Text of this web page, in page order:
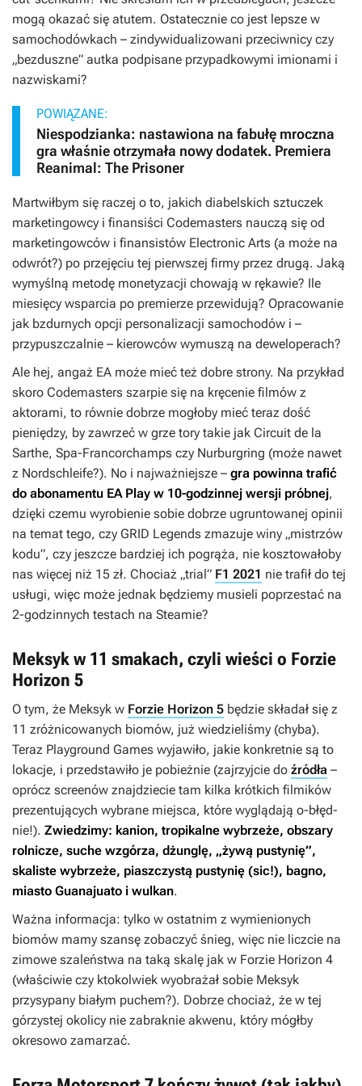
mogą okazać się atutem. Ostatecznie co jest lepsze w
samochodówkach – zindywidualizowani przeciwnicy czy
„bezduszne” autka podpisane przypadkowymi imionami i
nazwiskami?
POWIĄZANE:
Niespodzianka: nastawiona na fabułę mroczna
gra właśnie otrzymała nowy dodatek. Premiera
Reanimal: The Prisoner
Martwiłbym się raczej o to, jakich diabelskich sztuczek
marketingowcy i finansiści Codemasters nauczą się od
marketingowców i finansistów Electronic Arts (a może na
odwrót?) po przejęciu tej pierwszej firmy przez drugą. Jaką
wymyślną metodę monetyzacji chowają w rękawie? Ile
miesięcy wsparcia po premierze przewidują? Opracowanie
jak bzdurnych opcji personalizacji samochodów i –
przypuszczalnie – kierowców wymuszą na deweloperach?
Ale hej, angaż EA może mieć też dobre strony. Na przykład
skoro Codemasters szarpie się na kręcenie filmów z
aktorami, to równie dobrze mogłoby mieć teraz dość
pieniędzy, by zawrzeć w grze tory takie jak Circuit de la
Sarthe, Spa-Francorchamps czy Nurburgring (może nawet
z Nordschleife?). No i najważniejsze – gra powinna trafić
do abonamentu EA Play w 10-godzinnej wersji próbnej,
dzięki czemu wyrobienie sobie dobrze ugruntowanej opinii
na temat tego, czy GRID Legends zmazuje winy „mistrzów
kodu”, czy jeszcze bardziej ich pogrąża, nie kosztowałoby
nas więcej niż 15 zł. Chociaż „trial” F1 2021 nie trafił do tej
usługi, więc może jednak będziemy musieli poprzestać na
2-godzinnych testach na Steamie?
Meksyk w 11 smakach, czyli wieści o Forzie
Horizon 5
O tym, że Meksyk w Forzie Horizon 5 będzie składał się z
11 zróżnicowanych biomów, już wiedzieliśmy (chyba).
Teraz Playground Games wyjawiło, jakie konkretnie są to
lokacje, i przedstawiło je pobieżnie (zajrzyjcie do źródła –
oprócz screenów znajdziecie tam kilka krótkich filmików
prezentujących wybrane miejsca, które wyglądają o-błęd-
nie!). Zwiedzimy: kanion, tropikalne wybrzeże, obszary
rolnicze, suche wzgórza, dżunglę, „żywą pustynię”,
skaliste wybrzeże, piaszczystą pustynię (sic!), bagno,
miasto Guanajuato i wulkan.
Ważna informacja: tylko w ostatnim z wymienionych
biomów mamy szansę zobaczyć śnieg, więc nie liczcie na
zimowe szaleństwa na taką skalę jak w Forzie Horizon 4
(właściwie czy ktokolwiek wyobrażał sobie Meksyk
przysypany białym puchem?). Dobrze chociaż, że w tej
górzystej okolicy nie zabraknie akwenu, który mógłby
okresowo zamarzać.